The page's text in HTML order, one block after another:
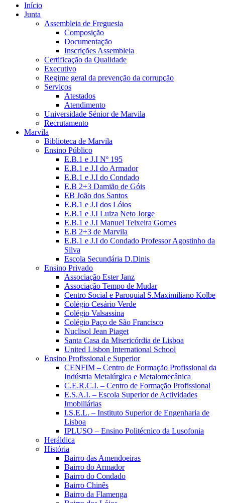
Início
Junta
Assembleia de Freguesia
Composição
Documentação
Inscrições Assembleia
Certificação da Qualidade
Executivo
Regime geral da prevenção da corrupção
Serviços
Atestados
Atendimento
Universidade Sénior de Marvila
Recrutamento
Marvila
Biblioteca de Marvila
Ensino Público
E.B.1 e J.I Nº 195
E.B.1 e J.I do Armador
E.B.1 e J.I do Condado
E.B 2+3 Damião de Góis
EB João dos Santos
E.B.1 e J.I dos Lóios
E.B.1 e J.I Luiza Neto Jorge
E.B.1 e J.I Manuel Teixeira Gomes
E.B 2+3 de Marvila
E.B.1 e J.I do Condado Professor Agostinho da
Silva
Escola Secundária D.Dinis
Ensino Privado
Associação Ester Janz
Associação Tempo de Mudar
Centro Social e Paroquial S.Maximiliano Kolbe
Colégio Cesário Verde
Colégio Valsassina
Colégio Paço de São Francisco
Nuclisol Jean Piaget
Santa Casa da Misericórdia de Lisboa
United Lisbon International School
Ensino Profissional e Superior
CENFIM – Centro de Formação Profissional da
Indústria Metalúrgica e Metalomecânica
C.E.R.C.I. – Centro de Formação Profissional
E.S.A.I. – Escola Superior de Actividades
Imobiliárias
I.S.E.L. – Instituto Superior de Engenharia de
Lisboa
IPLUSO – Ensino Politécnico da Lusofonia
Heráldica
História
Bairro das Amendoeiras
Bairro do Armador
Bairro do Condado
Bairro Chinês
Bairro da Flamenga